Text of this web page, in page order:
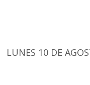
LUNES 10 DE